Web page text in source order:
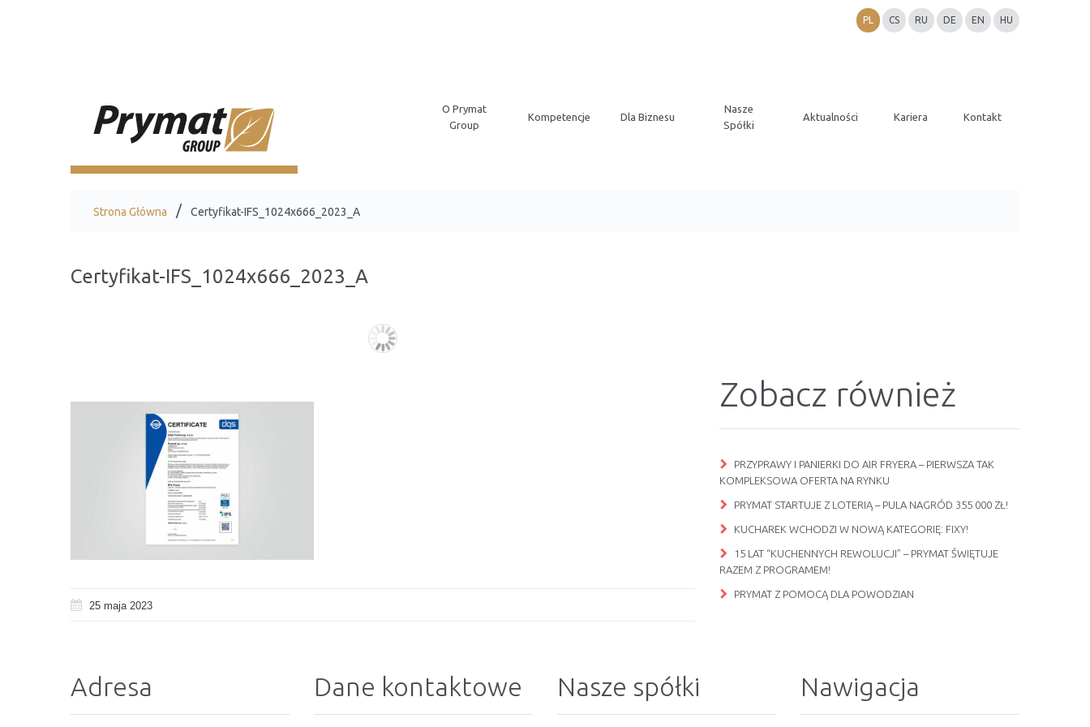
PL CS RU DE EN HU
O Prymat
Group
Kompetencje Dla Biznesu
Nasze
Spółki
Aktualności Kariera Kontakt
Strona Główna Certyfikat-IFS_1024x666_2023_A
Certyfikat-IFS_1024x666_2023_A
25 maja 2023
Zobacz również
PRZYPRAWY I PANIERKI DO AIR FRYERA – PIERWSZA TAK
KOMPLEKSOWA OFERTA NA RYNKU
PRYMAT STARTUJE Z LOTERIĄ – PULA NAGRÓD 355 000 ZŁ!
KUCHAREK WCHODZI W NOWĄ KATEGORIĘ: FIXY!
15 LAT “KUCHENNYCH REWOLUCJI” – PRYMAT ŚWIĘTUJE
RAZEM Z PROGRAMEM!
PRYMAT Z POMOCĄ DLA POWODZIAN
Adresa Dane kontaktowe Nasze spółki Nawigacja